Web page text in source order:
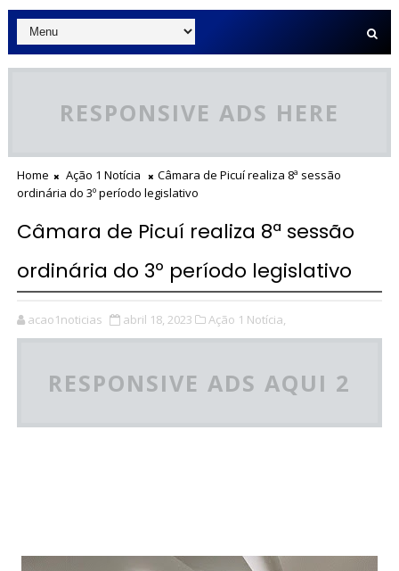
RESPONSIVE ADS HERE
Home Ação 1 Notícia
Câmara de Picuí realiza 8ª sessão
ordinária do 3º período legislativo
Câmara de Picuí realiza 8ª sessão
ordinária do 3º período legislativo
acao1noticias abril 18, 2023 Ação 1 Notícia,
RESPONSIVE ADS AQUI 2